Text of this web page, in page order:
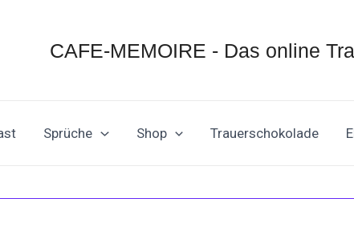
CAFE-MEMOIRE - Das online
Sprüche Shop Trauerschokolade